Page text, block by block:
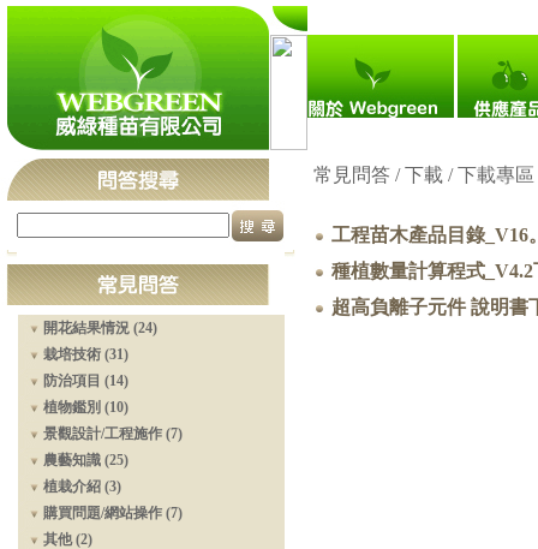
開花結果情況 (24)
栽培技術 (31)
防治項目 (14)
植物鑑別 (10)
景觀設計/工程施作 (7)
農藝知識 (25)
植栽介紹 (3)
購買問題/網站操作 (7)
其他 (2)
平地蘋果實拍。2021-07-23
常見問答 / 下載 /下載專區
工程苗木產品目錄_V16
種植數量計算程式_V4.2
超高負離子元件 說明書